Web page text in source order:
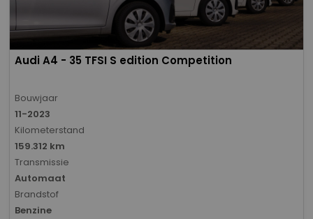
Audi A4 - 35 TFSI S edition Competition
Bouwjaar
11-2023
Kilometerstand
159.312 km
Transmissie
Automaat
Brandstof
Benzine